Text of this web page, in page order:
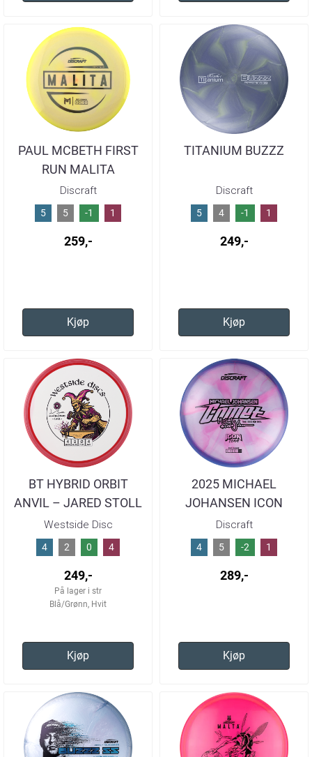
PAUL MCBETH FIRST
RUN MALITA
Discraft
5 5 -1 1
259,-
Kjøp
TITANIUM BUZZZ
Discraft
5 4 -1 1
249,-
Kjøp
BT HYBRID ORBIT
ANVIL – JARED STOLL
TEAM SERIES
Westside Disc
4 2 0 4
249,-
På lager i str
Blå/Grønn, Hvit
Kjøp
2025 MICHAEL
JOHANSEN ICON
TEAM COMET
Discraft
4 5 -2 1
289,-
Kjøp